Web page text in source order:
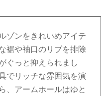
ゾンをきれいめアイテ
裾や袖口のリブを排除
ぐっと抑えられまし
でリッチな雰囲気を演
、アームホールはゆと